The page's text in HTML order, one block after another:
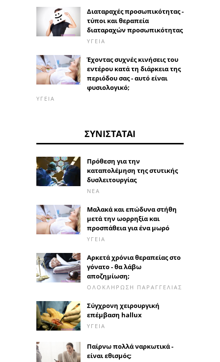
Διαταραχές προσωπικότητας -
τύποι και θεραπεία
διαταραχών προσωπικότητας
ΥΓΕΊΑ
Έχοντας συχνές κινήσεις του
εντέρου κατά τη διάρκεια της
περιόδου σας - αυτό είναι
φυσιολογικό;
ΥΓΕΊΑ
ΣΥΝΙΣΤΆΤΑΙ
Πρόθεση για την
καταπολέμηση της στυτικής
δυσλειτουργίας
ΝΈΑ
Μαλακά και επώδυνα στήθη
μετά την ωορρηξία και
προσπάθεια για ένα μωρό
ΥΓΕΊΑ
Αρκετά χρόνια θεραπείας στο
γόνατο - θα λάβω
αποζημίωση;
ΟΛΟΚΛΉΡΩΣΗ ΠΑΡΑΓΓΕΛΊΑΣ
Σύγχρονη χειρουργική
επέμβαση hallux
ΥΓΕΊΑ
Παίρνω πολλά ναρκωτικά -
είναι εθισμός;